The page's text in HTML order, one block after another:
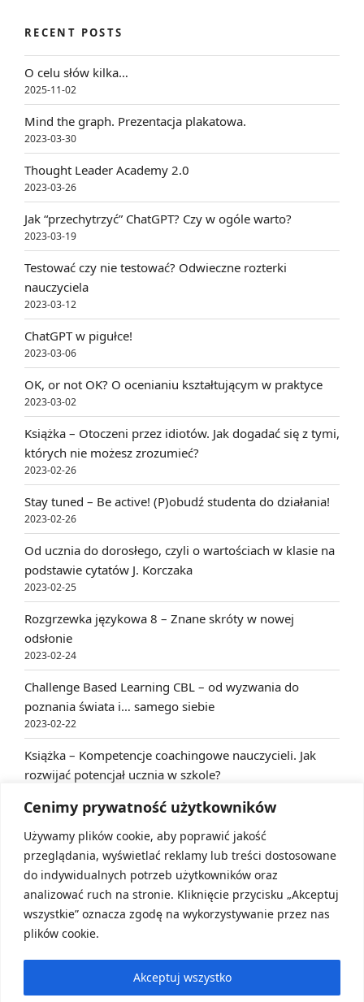
Cenimy prywatność użytkowników
Używamy plików cookie, aby poprawić jakość
przeglądania, wyświetlać reklamy lub treści dostosowane
do indywidualnych potrzeb użytkowników oraz
analizować ruch na stronie. Kliknięcie przycisku „Akceptuj
wszystkie” oznacza zgodę na wykorzystywanie przez nas
plików cookie.
Akceptuj wszystko
RECENT POSTS
O celu słów kilka…
2025-11-02
Mind the graph. Prezentacja plakatowa.
2023-03-30
Thought Leader Academy 2.0
2023-03-26
Jak “przechytrzyć” ChatGPT? Czy w ogóle warto?
2023-03-19
Testować czy nie testować? Odwieczne rozterki
nauczyciela
2023-03-12
ChatGPT w pigułce!
2023-03-06
OK, or not OK? O ocenianiu kształtującym w praktyce
2023-03-02
Książka – Otoczeni przez idiotów. Jak dogadać się z tymi,
których nie możesz zrozumieć?
2023-02-26
Stay tuned – Be active! (P)obudź studenta do działania!
2023-02-26
Od ucznia do dorosłego, czyli o wartościach w klasie na
podstawie cytatów J. Korczaka
2023-02-25
Rozgrzewka językowa 8 – Znane skróty w nowej
odsłonie
2023-02-24
Challenge Based Learning CBL – od wyzwania do
poznania świata i… samego siebie
2023-02-22
Książka – Kompetencje coachingowe nauczycieli. Jak
rozwijać potencjał ucznia w szkole?
ARCHIVES
Archives